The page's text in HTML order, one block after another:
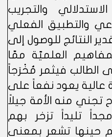
والتجريب
والتطبيق الفعلي
النتائج للوصول إلى
العلميّة ممّا
الطالب فيثمر مُخْرَجاً
عالية يعود نفعاً على
تجني منه الأمة جيلاً
تليداً تزخر بهم
حينها تشعر بمعنى